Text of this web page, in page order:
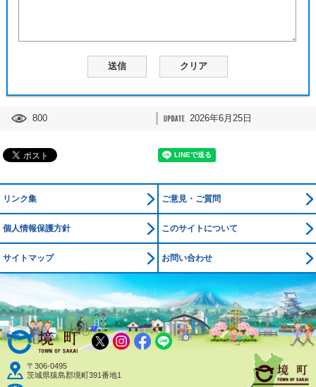
800 2026年6月25日
リンク集 ご意見・ご質問
個人情報保護方針 このサイトについて
サイトマップ お問い合わせ
境町公式ホームページ
〒306-0495
茨城県猿島郡境町391番地1
X Instagram
Facebook
LINE